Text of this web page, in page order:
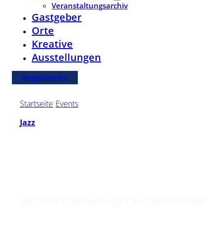
Veranstaltungsarchiv
Gastgeber
Orte
Kreative
Ausstellungen
Mitglied werden
Startseite Events
Jazz